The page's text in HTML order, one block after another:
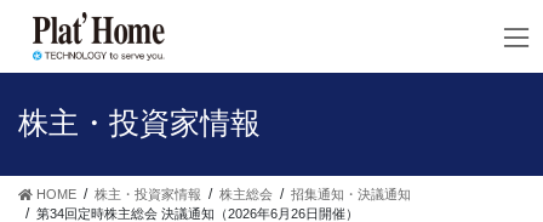
株主・投資家情報
HOME 株主・投資家情報 株主総会
招集通知・決議通知
第34回定時株主総会 決議通知（2026年6月26日開催）